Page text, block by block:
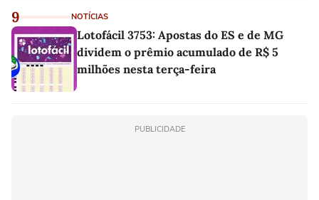
9 NOTÍCIAS
Lotofácil 3753: Apostas do ES e de MG
dividem o prêmio acumulado de R$ 5
milhões nesta terça-feira
PUBLICIDADE